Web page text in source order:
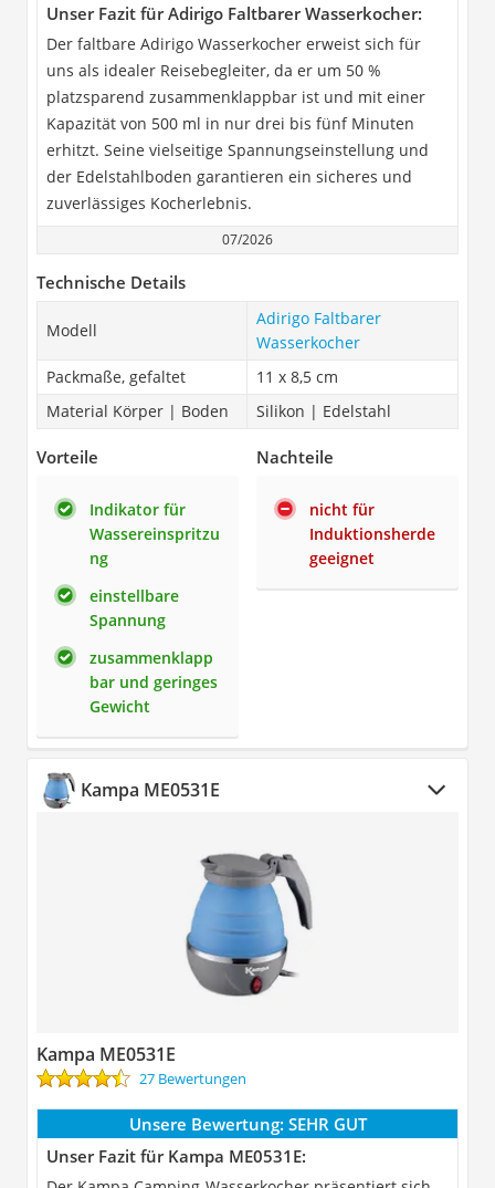
Unser Fazit für Adirigo Faltbarer Wasserkocher:
Der faltbare Adirigo Wasserkocher erweist sich für
uns als idealer Reisebegleiter, da er um 50 %
platzsparend zusammenklappbar ist und mit einer
Kapazität von 500 ml in nur drei bis fünf Minuten
erhitzt. Seine vielseitige Spannungseinstellung und
der Edelstahlboden garantieren ein sicheres und
zuverlässiges Kocherlebnis.
07/2026
Technische Details
Modell
Adirigo Faltbarer
Wasserkocher
Packmaße, gefaltet
11 x 8,5 cm
Material Körper | Boden
Silikon | Edelstahl
Vorteile
Indikator für
Wassereinspritzu
ng
einstellbare
Spannung
zusammenklapp
bar und geringes
Gewicht
Nachteile
nicht für
Induktionsherde
geeignet
Kampa ME0531E
Kampa ME0531E
27 Bewertungen
Unsere Bewertung: SEHR GUT
Unser Fazit für Kampa ME0531E: